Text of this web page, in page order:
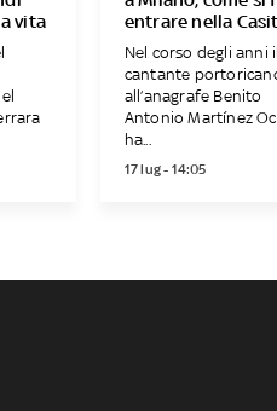
vita
entrare nella
Nel corso degli anni il
cantante
all’anagrafe Benito
Antonio Martínez
ha...
17 lug - 14:05